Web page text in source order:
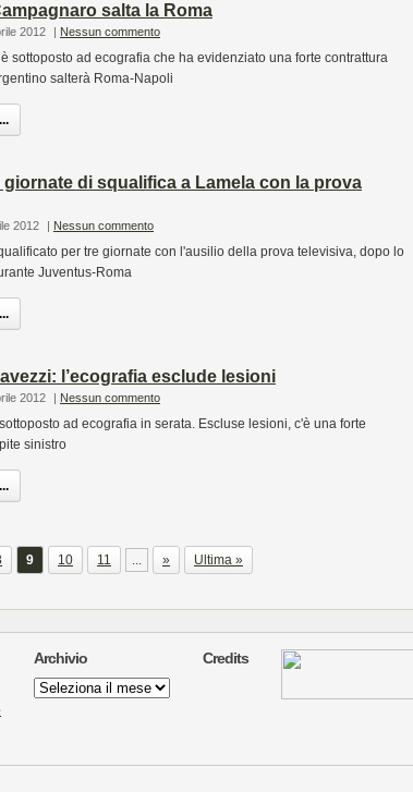
salta la Roma
2012 | Nessun commento
sottoposto ad ecografia che ha evidenziato una forte contrattura
salterà Roma-Napoli
giornate di squalifica a Lamela con la prova
2012 | Nessun commento
per tre giornate con l'ausilio della prova televisiva, dopo lo
Juventus-Roma
l’ecografia esclude lesioni
2012 | Nessun commento
ad ecografia in serata. Escluse lesioni, c'è una forte
sinistro
9 10 11 ... » Ultima »
Archivio
Archivio
Credits